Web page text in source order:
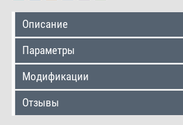
Описание
Параметры
Модификации
Отзывы